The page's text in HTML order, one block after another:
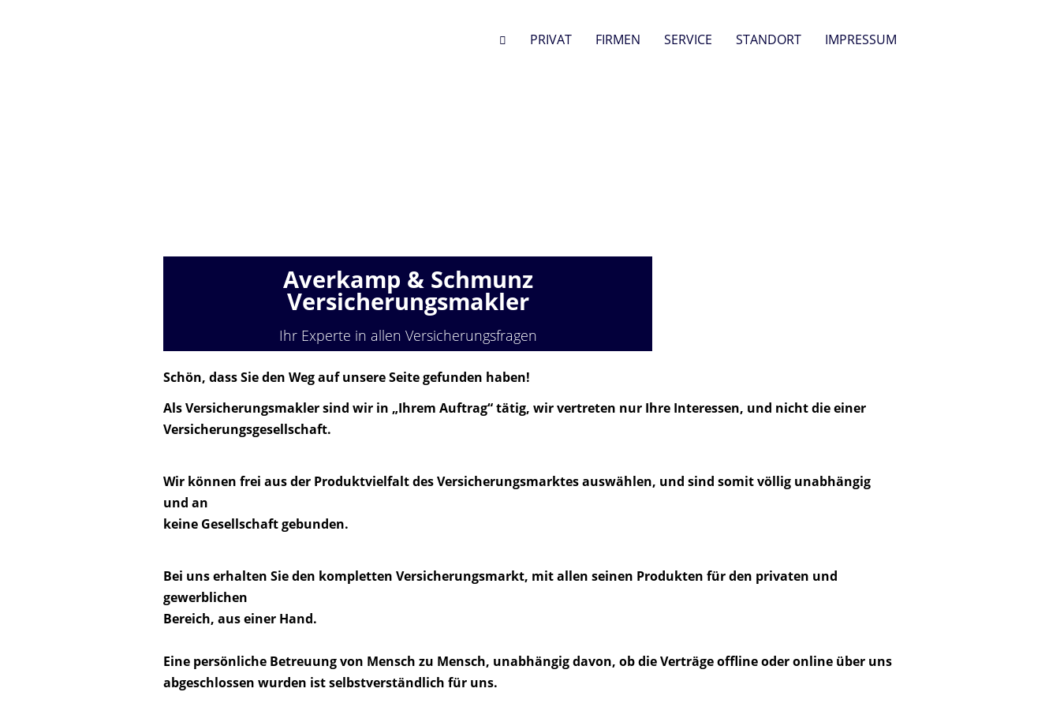
PRIVAT FIRMEN SERVICE STANDORT IMPRESSUM
Averkamp & Schmunz
Versicherungsmakler
Ihr Experte in allen Versicherungsfragen
Schön, dass Sie den Weg auf unsere Seite gefunden haben!
Als Versicherungsmakler sind wir in „Ihrem Auftrag“ tätig, wir vertreten nur Ihre Interessen, und nicht die einer
Versicherungsgesellschaft.
Wir können frei aus der Produktvielfalt des Versicherungsmarktes auswählen, und sind somit völlig unabhängig
und an
keine Gesellschaft gebunden.
Bei uns erhalten Sie den kompletten Versicherungsmarkt, mit allen seinen Produkten für den privaten und
gewerblichen
Bereich, aus einer Hand.
Eine persönliche Betreuung von Mensch zu Mensch, unabhängig davon, ob die Verträge offline oder online über uns
abgeschlossen wurden ist selbstverständlich für uns.